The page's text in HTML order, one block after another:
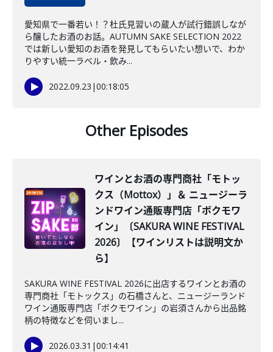
愛知県で一番若い！？杜氏見習いの蔵人が試行錯誤しなが
ら醸したお酒のお話。AUTUMN SAKE SELECTION 2022
では新しい愛知のお酒を発見してもらいたい想いで、わか
りやすい統一ラベル・飲み...
2022.09.23 |00:18:05
Other Episodes
ワインとお酒の専門商社「モトッ
クス（Mottox）」＆ ニュージーラ
ンドワイン通販専門店「ボクモワ
イン」〔SAKURA WINE FESTIVAL
2026〕【ワインリストは説明文か
ら】
SAKURA WINE FESTIVAL 2026に出店するワインとお酒の
専門商社「モトックス」の石橋さんと、ニュージーランド
ワイン通販専門店「ボクモワイン」の岩須さんから出品銘
柄の特徴などを伺いまし...
2026.03.31 |00:14:41